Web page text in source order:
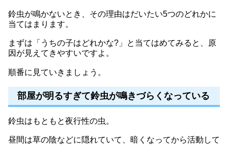
鈴虫が鳴かないとき、その理由はだいたい5つのどれかに
当てはまります。
まずは「うちの子はどれかな?」と当てはめてみると、原
因が見えてきやすいですよ。
順番に見ていきましょう。
部屋が明るすぎて鈴虫が鳴きづらくなっている
鈴虫はもともと夜行性の虫。
昼間は草の陰などに隠れていて、暗くなってから活動して